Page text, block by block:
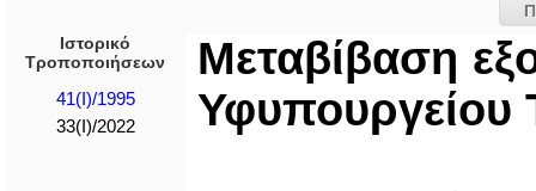
Ιστορικό
Τροποποιήσεων
41(I)/1995
33(I)/2022
Μεταβίβαση
Υφυπουργείου